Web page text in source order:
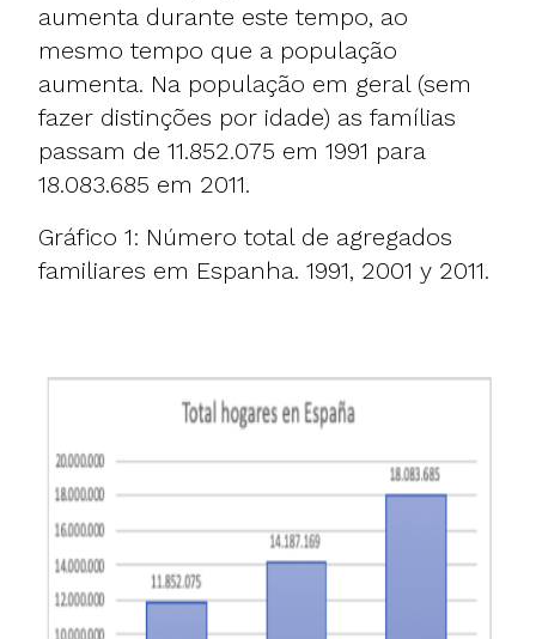
aumenta durante este tempo, ao
mesmo tempo que a população
aumenta. Na população em geral (sem
fazer distinções por idade) as famílias
passam de 11.852.075 em 1991 para
18.083.685 em 2011.
Gráfico 1: Número total de agregados
familiares em Espanha. 1991, 2001 y 2011.